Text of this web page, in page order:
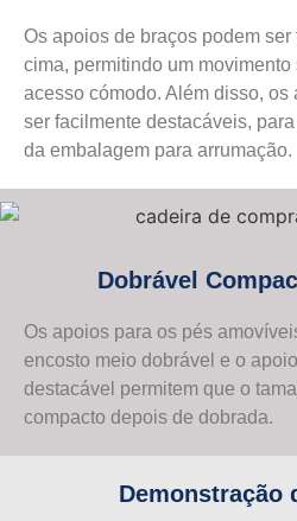
Os apoios de braços podem
cima, permitindo um movimento
acesso cómodo. Além disso,
ser facilmente destacáveis,
da embalagem para arrumação.
Dobrável
Os apoios para os pés
encosto meio dobrável e o
destacável permitem que o
compacto depois de dobrada.
Demonstração